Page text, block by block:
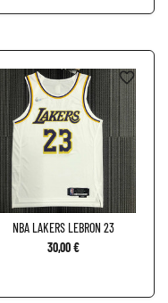
NBA LAKERS LEBRON 23
30,00 €
favorite_border